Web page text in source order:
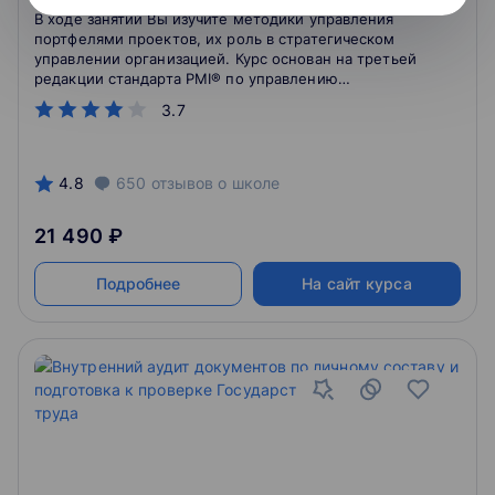
3.7
В ходе занятий Вы изучите методики управления
портфелями проектов, их роль в стратегическом
управлении организацией. Курс основан на третьей
редакции стандарта PMI® по управлению
портфелями (The Standard for Portfolio Management
2012 (v.3)) и посвящен изучению основных
портфелями, о стандартах PMI в этой области.
4.8 650 отзывов о школе
21 490 ₽
Подробнее На сайт курса